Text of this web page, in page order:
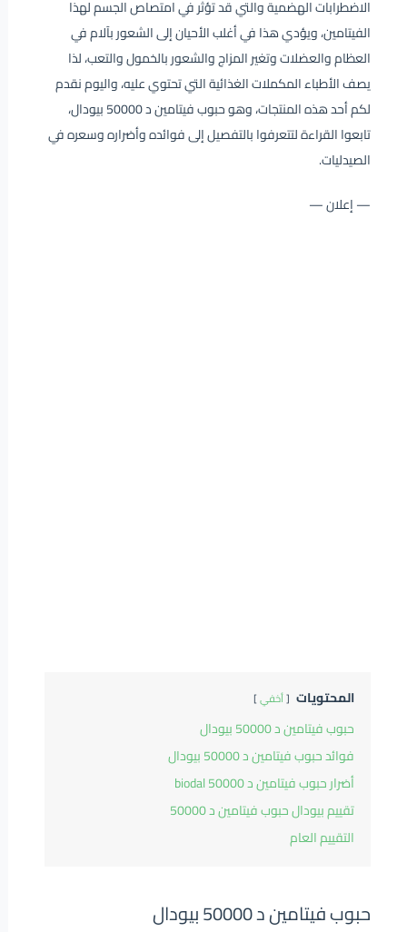
الاضطرابات الهضمية والتي قد تؤثر في امتصاص الجسم لهذا
الفيتامين، ويؤدي هذا في أغلب الأحيان إلى الشعور بآلام في
العظام والعضلات وتغير المزاج والشعور بالخمول والتعب، لذا
يصف الأطباء المكملات الغذائية التي تحتوي عليه، واليوم نقدم
لكم أحد هذه المنتجات، وهو حبوب فيتامين د 50000 بيودال،
تابعوا القراءة لتتعرفوا بالتفصيل إلى فوائده وأضراره وسعره في
الصيدليات.
— إعلان —
المحتويات أخفي
حبوب فيتامين د 50000 بيودال
فوائد حبوب فيتامين د 50000 بيودال
أضرار حبوب فيتامين د 50000 biodal
تقييم بيودال حبوب فيتامين د 50000
التقييم العام
حبوب فيتامين د 50000 بيودال